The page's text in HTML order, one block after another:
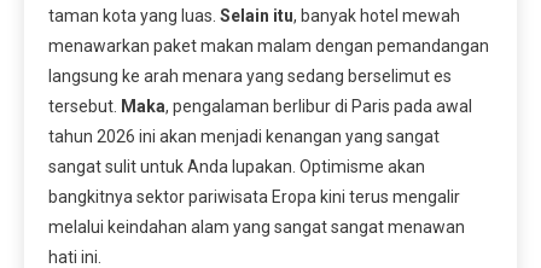
taman kota yang luas. Selain itu, banyak hotel mewah
menawarkan paket makan malam dengan pemandangan
langsung ke arah menara yang sedang berselimut es
tersebut. Maka, pengalaman berlibur di Paris pada awal
tahun 2026 ini akan menjadi kenangan yang sangat
sangat sulit untuk Anda lupakan. Optimisme akan
bangkitnya sektor pariwisata Eropa kini terus mengalir
melalui keindahan alam yang sangat sangat menawan
hati ini.